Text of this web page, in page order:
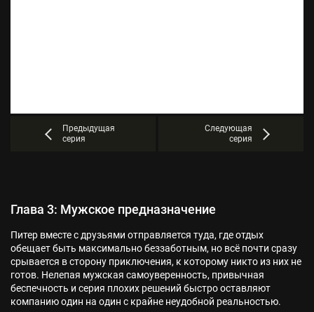
Предыдущая
серия
Следующая
серия
Глава 3: Мужское предназначение
Питер вместе с друзьями отправляется туда, где отдых
обещает быть максимально беззаботным, но всё почти сразу
срывается в сторону приключения, к которому никто из них не
готов. Нелепая мужская самоуверенность, привычная
беспечность и серия плохих решений быстро оставляют
компанию один на один с крайне неудобной реальностью.